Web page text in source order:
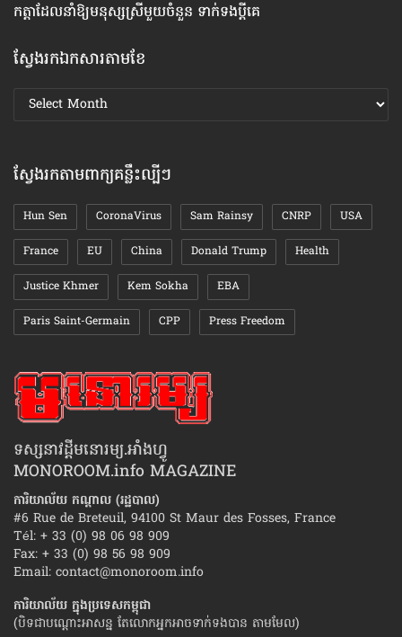
កត្តា​ដែលនាំឱ្យ​មនុស្សស្រី​មួយចំនួន ទាក់ទង​ប្តីគេ
ស្វែងរកឯកសារតាមខែ
ស្វែងរក
ឯកសារ
ស្វែងរកតាមពាក្យគន្លឹះល្បីៗ
Hun Sen CoronaVirus Sam Rainsy CNRP USA
France EU China Donald Trump Health
Justice Khmer Kem Sokha EBA
Paris Saint-Germain CPP Press Freedom
ទស្សនាវដ្ដីមនោរម្យ.អាំងហ្វូ
MONOROOM.info MAGAZINE
ការិយាល័យ កណ្ដាល (រដ្ឋបាល)
#6 Rue de Breteuil, 94100 St Maur des Fosses, France
Tél: + 33 (0) 98 06 98 909
Fax: + 33 (0) 98 56 98 909
Email: contact@monoroom.info
ការិយាល័យ ក្នុង​ប្រទេស​កម្ពុជា
(បិទជាបណ្ដោះអាសន្ន តែលោកអ្នកអាចទាក់ទងបាន តាមមែល)